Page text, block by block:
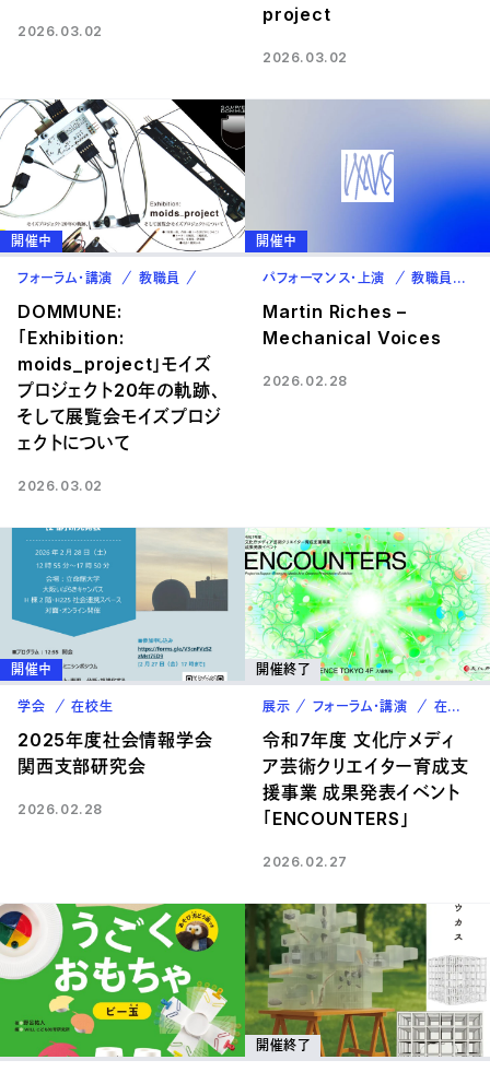
2026.03.02
project
2026.03.02
開催中
フォーラム・講演 教職員
DOMMUNE:
｢Exhibition:
moids_project」モイズ
プロジェクト20年の軌跡、
そして展覧会モイズプロジ
ェクトについて
2026.03.02
開催中
パフォーマンス・上演 教職員
Martin Riches –
Mechanical Voices
2026.02.28
開催中
学会 在校生
2025年度社会情報学会
関西支部研究会
2026.02.28
開催終了
展示 フォーラム・講演 在校生
令和7年度 文化庁メディ
ア芸術クリエイター育成支
援事業 成果発表イベント
「ENCOUNTERS」
2026.02.27
開催終了